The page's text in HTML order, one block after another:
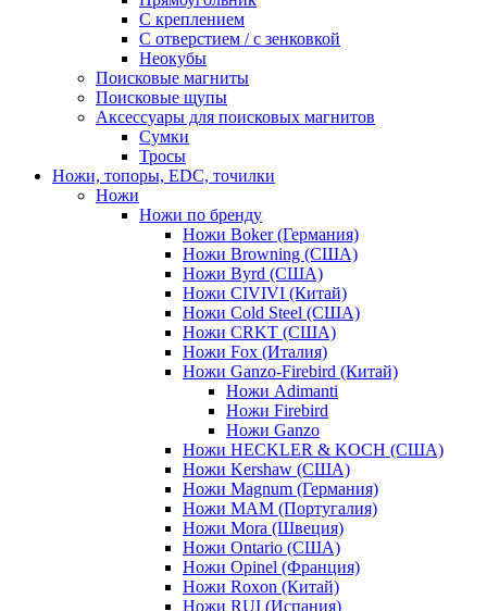
С креплением
С отверстием / с зенковкой
Неокубы
Поисковые магниты
Поисковые щупы
Аксессуары для поисковых магнитов
Сумки
Тросы
Ножи, топоры, EDC, точилки
Ножи
Ножи по бренду
Ножи Boker (Германия)
Ножи Browning (США)
Ножи Byrd (США)
Ножи CIVIVI (Китай)
Ножи Cold Steel (США)
Ножи CRKT (США)
Ножи Fox (Италия)
Ножи Ganzo-Firebird (Китай)
Ножи Adimanti
Ножи Firebird
Ножи Ganzo
Ножи HECKLER & KOCH (США)
Ножи Kershaw (США)
Ножи Magnum (Германия)
Ножи MAM (Португалия)
Ножи Mora (Швеция)
Ножи Ontario (США)
Ножи Opinel (Франция)
Ножи Roxon (Китай)
Ножи RUI (Испания)